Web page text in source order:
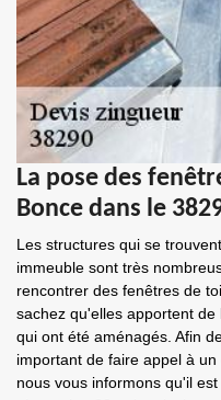
La pose des
Bonce dans le
Les structures qui se
immeuble sont très
rencontrer des fenêtres de
sachez qu'elles apportent
qui ont été aménagés. Afin
important de faire appel à
nous vous informons qu'il